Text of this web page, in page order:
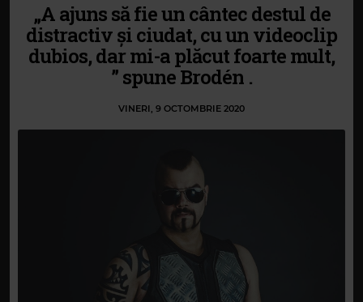
„A ajuns să fie un cântec destul de
distractiv și ciudat, cu un videoclip
dubios, dar mi-a plăcut foarte mult,
” spune Brodén .
VINERI, 9 OCTOMBRIE 2020